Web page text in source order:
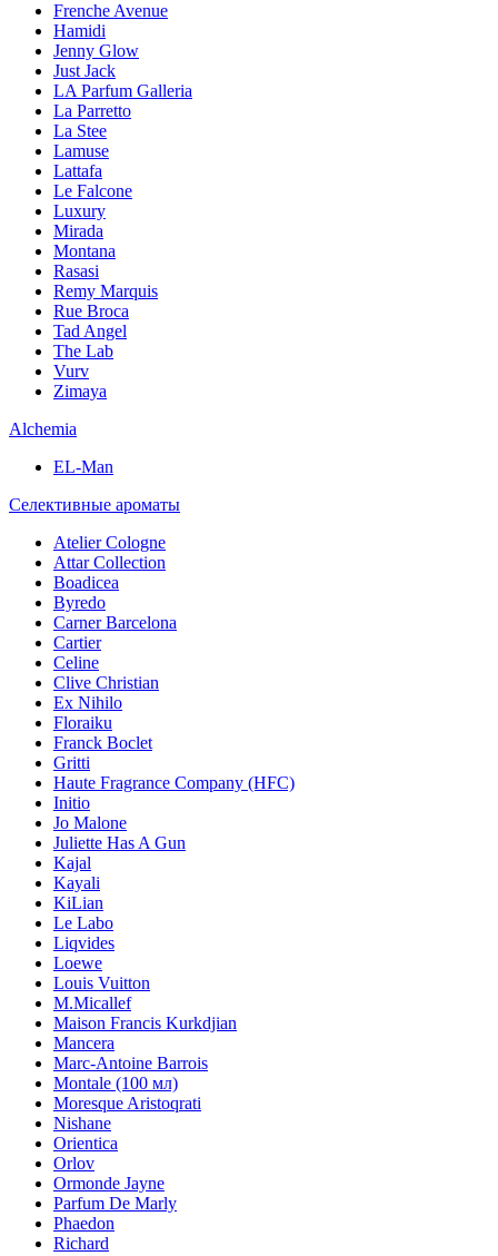
Frenche Avenue
Hamidi
Jenny Glow
Just Jack
LA Parfum Galleria
La Parretto
La Stee
Lamuse
Lattafa
Le Falcone
Luxury
Mirada
Montana
Rasasi
Remy Marquis
Rue Broca
Tad Angel
The Lab
Vurv
Zimaya
Alchemia
EL-Man
Селективные ароматы
Atelier Cologne
Attar Collection
Boadicea
Byredo
Carner Barcelona
Cartier
Celine
Clive Christian
Ex Nihilo
Floraiku
Franck Boclet
Gritti
Haute Fragrance Company (HFC)
Initio
Jo Malone
Juliette Has A Gun
Kajal
Kayali
KiLian
Le Labo
Liqvides
Loewe
Louis Vuitton
M.Micallef
Maison Francis Kurkdjian
Mancera
Marc-Antoine Barrois
Montale (100 мл)
Moresque Aristoqrati
Nishane
Orientica
Orlov
Ormonde Jayne
Parfum De Marly
Phaedon
Richard